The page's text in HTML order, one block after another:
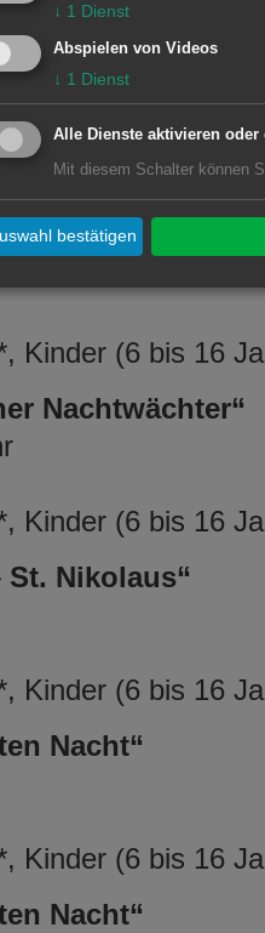
14
Kinder (6 bis 16
Juni, 10 Uhr
Kinder (6 bis 16
Nachtwächter“
Kinder (6 bis 16
St. Nikolaus“
Kinder (6 bis 16
Nacht“
Kinder (6 bis 16
Nacht“
↓ 1 Dienst
Abspielen von Videos
↓ 1 Dienst
Alle Dienste aktivieren oder
Mit diesem Schalter können
bestätigen